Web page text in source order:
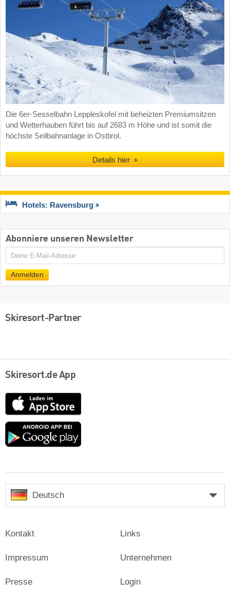
Die 6er-Sesselbahn Leppleskofel mit beheizten Premiumsitzen
und Wetterhauben führt bis auf 2683 m Höhe und ist somit die
höchste Seilbahnanlage in Osttirol.
Details hier
Hotels: Ravensburg
Abonniere unseren Newsletter
E-
Mail
Anmelden
Skiresort-Partner
Skiresort.de App
App
Store
Google
Deutsch
Kontakt
Impressum
Presse
Links
Unternehmen
Login